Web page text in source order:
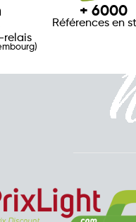
relais
+ 6000
Références en